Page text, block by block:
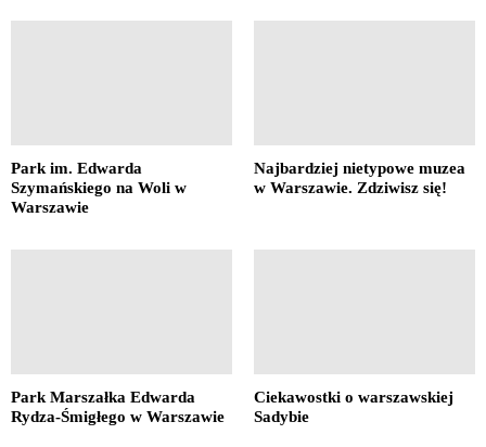
Park im. Edwarda
Szymańskiego na Woli w
Warszawie
Najbardziej nietypowe muzea
w Warszawie. Zdziwisz się!
Park Marszałka Edwarda
Rydza-Śmigłego w Warszawie
Ciekawostki o warszawskiej
Sadybie